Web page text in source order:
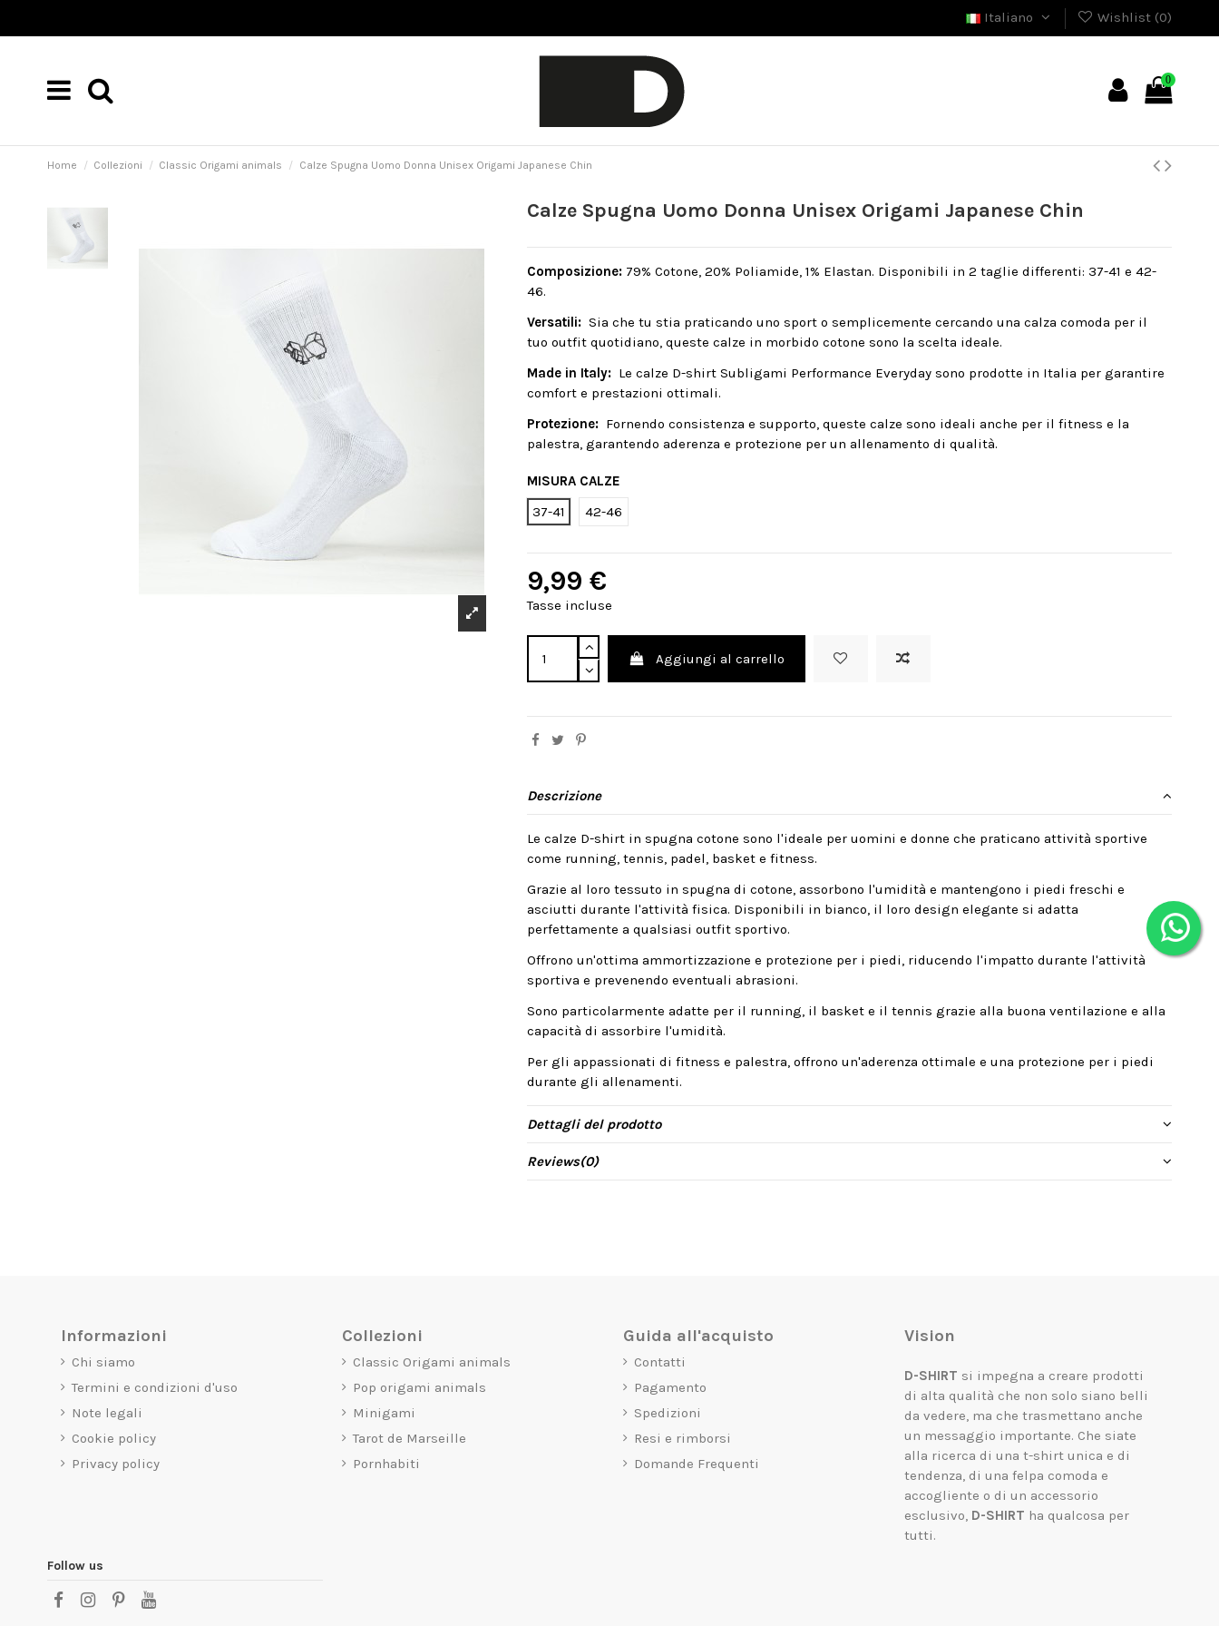
Italiano Wishlist (0)
0
Home Collezioni Classic Origami animals Calze Spugna Uomo Donna Unisex Origami Japanese Chin
Calze Spugna Uomo Donna Unisex Origami Japanese Chin
Composizione: 79% Cotone, 20% Poliamide, 1% Elastan. Disponibili in 2 taglie differenti: 37-41 e 42-
46.
Versatili: Sia che tu stia praticando uno sport o semplicemente cercando una calza comoda per il
tuo outfit quotidiano, queste calze in morbido cotone sono la scelta ideale.
Made in Italy: Le calze D-shirt Subligami Performance Everyday sono prodotte in Italia per garantire
comfort e prestazioni ottimali.
Protezione: Fornendo consistenza e supporto, queste calze sono ideali anche per il fitness e la
palestra, garantendo aderenza e protezione per un allenamento di qualità.
MISURA CALZE
37-41
42-46
9,99 €
Tasse incluse
Aggiungi al carrello
Descrizione
Le calze D-shirt in spugna cotone sono l'ideale per uomini e donne che praticano attività sportive
come running, tennis, padel, basket e fitness.
Grazie al loro tessuto in spugna di cotone, assorbono l'umidità e mantengono i piedi freschi e
asciutti durante l'attività fisica. Disponibili in bianco, il loro design elegante si adatta
perfettamente a qualsiasi outfit sportivo.
Offrono un'ottima ammortizzazione e protezione per i piedi, riducendo l'impatto durante l'attività
sportiva e prevenendo eventuali abrasioni.
Sono particolarmente adatte per il running, il basket e il tennis grazie alla buona ventilazione e alla
capacità di assorbire l'umidità.
Per gli appassionati di fitness e palestra, offrono un'aderenza ottimale e una protezione per i piedi
durante gli allenamenti.
Dettagli del prodotto
Reviews(0)
Informazioni
Chi siamo
Termini e condizioni d'uso
Note legali
Cookie policy
Privacy policy
Collezioni
Classic Origami animals
Pop origami animals
Minigami
Tarot de Marseille
Pornhabiti
Guida all'acquisto
Contatti
Pagamento
Spedizioni
Resi e rimborsi
Domande Frequenti
Vision
D-SHIRT si impegna a creare prodotti
di alta qualità che non solo siano belli
da vedere, ma che trasmettano anche
un messaggio importante. Che siate
alla ricerca di una t-shirt unica e di
tendenza, di una felpa comoda e
accogliente o di un accessorio
esclusivo, D-SHIRT ha qualcosa per
tutti.
Follow us